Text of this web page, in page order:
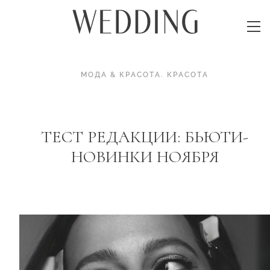
МОДА & КРАСОТА. КРАСОТА
ТЕСТ РЕДАКЦИИ: БЬЮТИ-
НОВИНКИ НОЯБРЯ